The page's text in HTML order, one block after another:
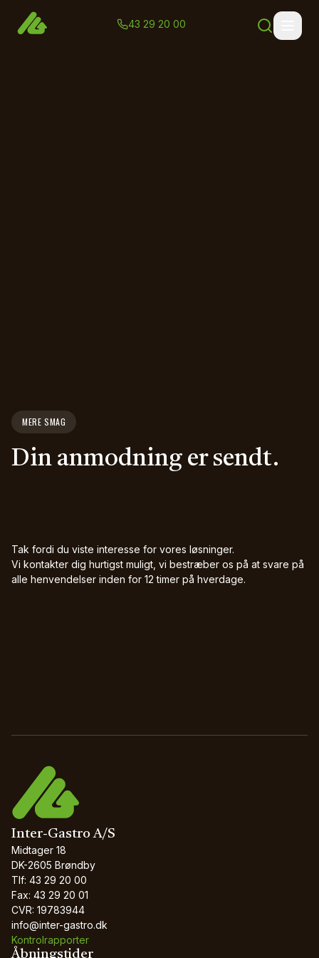
43 29 20 00
MERE SMAG
Din anmodning er sendt.
Tak fordi du viste interesse for vores løsninger.
Vi kontakter dig hurtigst muligt, vi bestræber os på at svare på
alle henvendelser inden for 12 timer på hverdage.
Inter-Gastro A/S
Midtager 18
DK-2605 Brøndby
Tlf: 43 29 20 00
Fax: 43 29 20 01
CVR: 19783944
info@inter-gastro.dk
Kontrolrapporter
Åbningstider